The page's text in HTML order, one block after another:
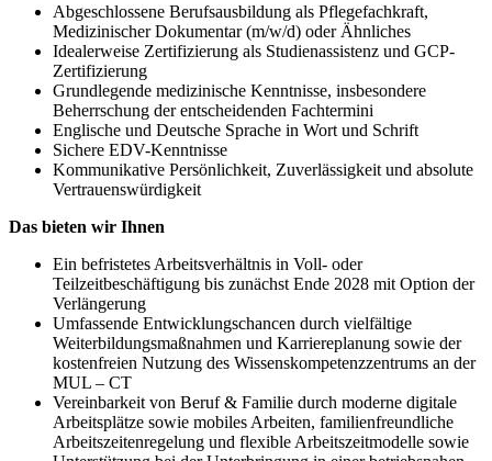
Abgeschlossene Berufsausbildung als Pflegefachkraft,
Medizinischer Dokumentar (m/w/d) oder Ähnliches
Idealerweise Zertifizierung als Studienassistenz und GCP-
Zertifizierung
Grundlegende medizinische Kenntnisse, insbesondere
Beherrschung der entscheidenden Fachtermini
Englische und Deutsche Sprache in Wort und Schrift
Sichere EDV-Kenntnisse
Kommunikative Persönlichkeit, Zuverlässigkeit und absolute
Vertrauenswürdigkeit
Das bieten wir Ihnen
Ein befristetes Arbeitsverhältnis in Voll- oder
Teilzeitbeschäftigung bis zunächst Ende 2028 mit Option der
Verlängerung
Umfassende Entwicklungschancen durch vielfältige
Weiterbildungsmaßnahmen und Karriereplanung sowie der
kostenfreien Nutzung des Wissenskompetenzzentrums an der
MUL – CT
Vereinbarkeit von Beruf & Familie durch moderne digitale
Arbeitsplätze sowie mobiles Arbeiten, familienfreundliche
Arbeitszeitenregelung und flexible Arbeitszeitmodelle sowie